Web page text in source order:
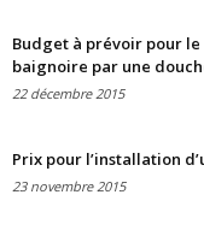
Budget à prévoir pour
baignoire par une
22 décembre 2015
Prix pour l’installation
23 novembre 2015